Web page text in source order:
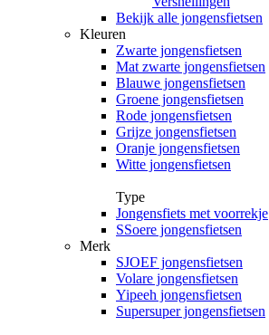
Bekijk alle jongensfietsen
Kleuren
Zwarte jongensfietsen
Mat zwarte jongensfietsen
Blauwe jongensfietsen
Groene jongensfietsen
Rode jongensfietsen
Grijze jongensfietsen
Oranje jongensfietsen
Witte jongensfietsen
Type
Jongensfiets met voorrekje
SSoere jongensfietsen
Merk
SJOEF jongensfietsen
Volare jongensfietsen
Yipeeh jongensfietsen
Supersuper jongensfietsen